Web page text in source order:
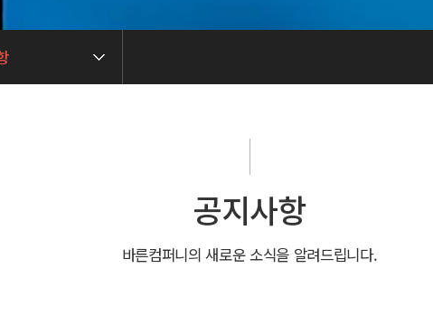
공지사항
바른컴퍼니의 새로운 소식을 알려드립니다.